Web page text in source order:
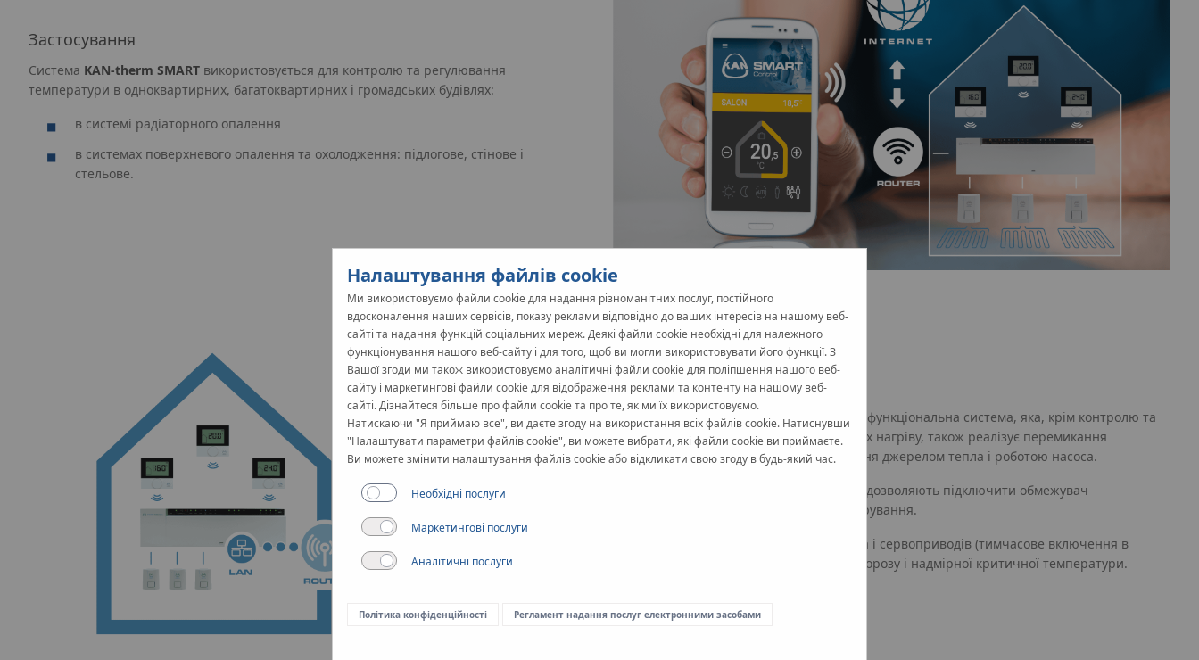
Застосування
Система KAN‑therm SMART використовується для контролю та регулювання
температури в одноквартирних, багатоквартирних і громадських будівлях:
в системі радіаторного опалення
в системах поверхневого опалення та охолодження: підлогове, стінове і
стельове.
АвтоматикаKAN‑therm SMARTце багатофункціональна система, яка, крім контролю та
регулювання температури в різних зонах нагріву, також реалізує перемикання
режимів нагріву/охолодження, управління джерелом тепла і роботою насоса.
Клемні колодки керування SMART також дозволяють підключити обмежувач
температури та зовнішній термостат керування.
Також реалізовані функції захисту насоса і сервоприводів (тимчасове включення в
періоди тривалих простоїв), захист від морозу і надмірної критичної температури.
Налаштування файлів cookie
Ми використовуємо файли cookie для надання різноманітних послуг, постійного
вдосконалення наших сервісів, показу реклами відповідно до ваших інтересів на нашому веб-
сайті та надання функцій соціальних мереж. Деякі файли cookie необхідні для належного
функціонування нашого веб-сайту і для того, щоб ви могли використовувати його функції. З
Вашої згоди ми також використовуємо аналітичні файли cookie для поліпшення нашого веб-
сайту і маркетингові файли cookie для відображення реклами та контенту на нашому веб-
сайті. Дізнайтеся більше про файли cookie та про те, як ми їх використовуємо.
Натискаючи "Я приймаю все", ви даєте згоду на використання всіх файлів cookie. Натиснувши
"Налаштувати параметри файлів cookie", ви можете вибрати, які файли cookie ви приймаєте.
Ви можете змінити налаштування файлів cookie або відкликати свою згоду в будь-який час.
Необхідні послуги
Маркетингові послуги
Аналітичні послуги
Політика конфіденційності Регламент надання послуг електронними засобами